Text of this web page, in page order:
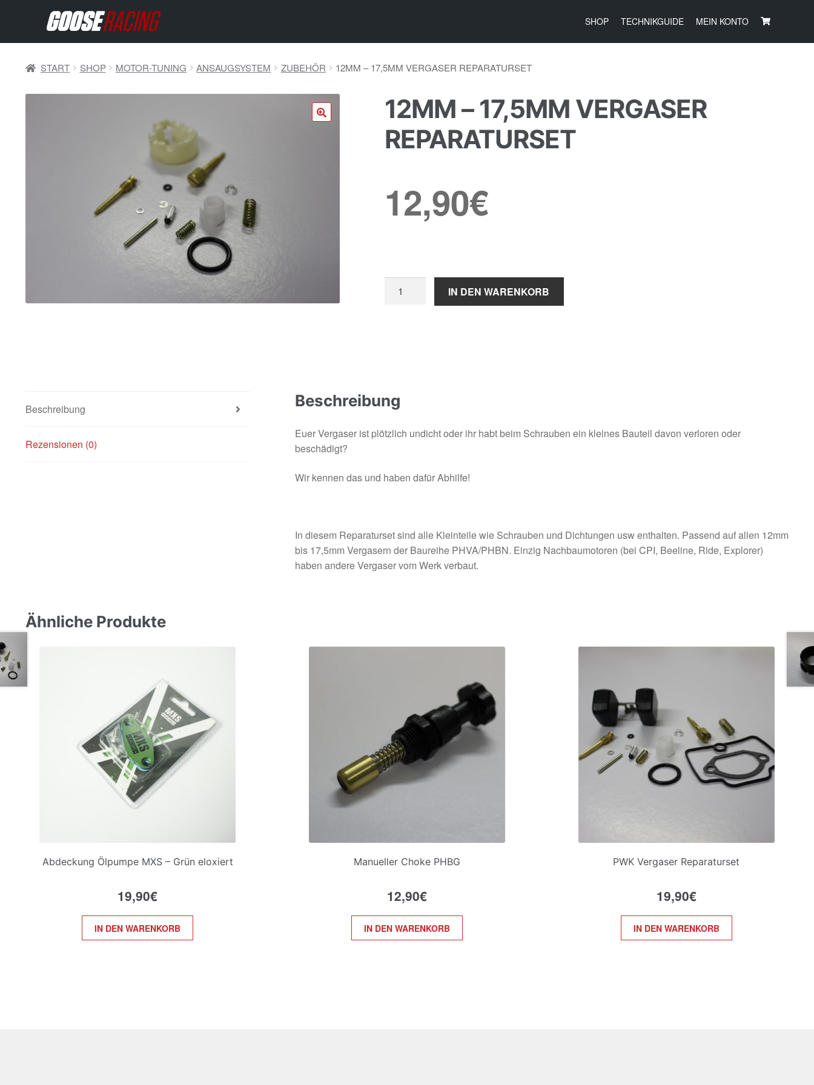
SHOP TECHNIKGUIDE MEIN KONTO
START SHOP MOTOR-TUNING ANSAUGSYSTEM ZUBEHÖR 12MM – 17,5MM VERGASER REPARATURSET
12MM – 17,5MM VERGASER
REPARATURSET
12,90€
IN DEN WARENKORB
Beschreibung
Rezensionen (0)
Beschreibung
Euer Vergaser ist plötzlich undicht oder ihr habt beim Schrauben ein kleines Bauteil davon verloren oder
beschädigt?
Wir kennen das und haben dafür Abhilfe!
In diesem Reparaturset sind alle Kleinteile wie Schrauben und Dichtungen usw enthalten. Passend auf allen 12mm
bis 17,5mm Vergasern der Baureihe PHVA/PHBN. Einzig Nachbaumotoren (bei CPI, Beeline, Ride, Explorer)
haben andere Vergaser vom Werk verbaut.
Ähnliche Produkte
Abdeckung Ölpumpe MXS – Grün eloxiert
19,90€
IN DEN WARENKORB
Manueller Choke PHBG
12,90€
IN DEN WARENKORB
PWK Vergaser Reparaturset
19,90€
IN DEN WARENKORB